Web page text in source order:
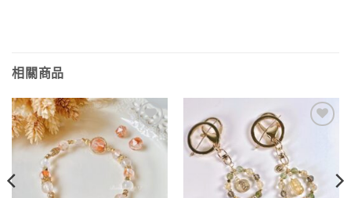
相關商品
加入
收藏